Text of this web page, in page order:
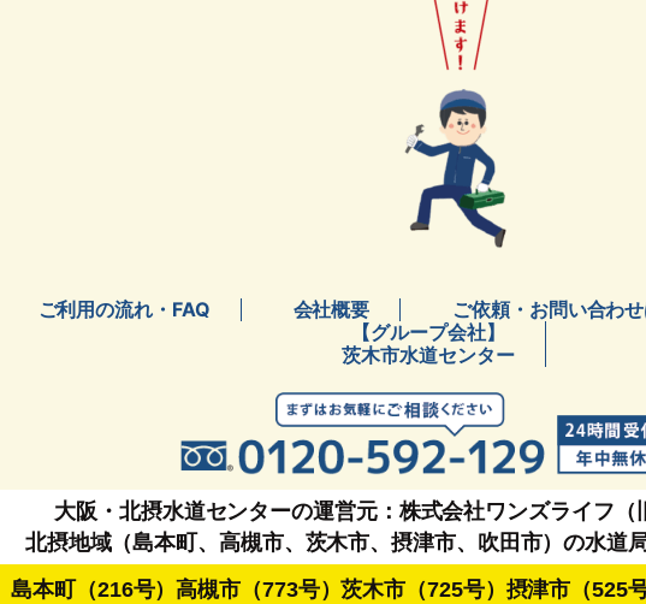
ご利用の流れ・FAQ 会社概要 ご依頼・お問い合わ
【グループ会社】
茨木市水道センター
大阪・北摂水道センターの運営元：株式会社ワンズライフ（
北摂地域（島本町、高槻市、茨木市、摂津市、吹田市）の水道
島本町（216号）高槻市（773号）茨木市（725号）摂津市（525